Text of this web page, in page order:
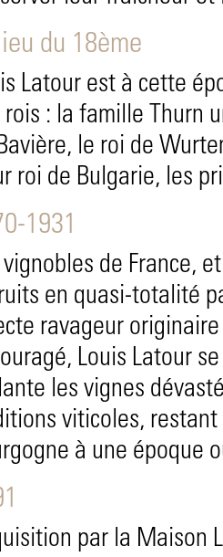
du 18ème
Latour est à cette
rois : la famille Thurn
le roi de
roi de Bulgarie, les
1931
vignobles de France,
en quasi-totalité
ravageur
Louis Latour
les vignes
viticoles,
à une époque
par la Maison